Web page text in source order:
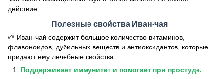
действие.
Полезные свойства Иван-чая
🌱 Иван-чай содержит большое количество витаминов,
флавоноидов, дубильных веществ и антиоксидантов, которые
придают ему лечебные свойства:
Поддерживает иммунитет и помогает при простуде.